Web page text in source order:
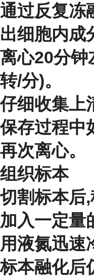
通过反复冻
出细胞内成
离心20分钟
转/分)。
仔细收集上
保存过程中
再次离心。
组织标本
切割标本后,
加入一定量
用液氮迅速
标本融化后